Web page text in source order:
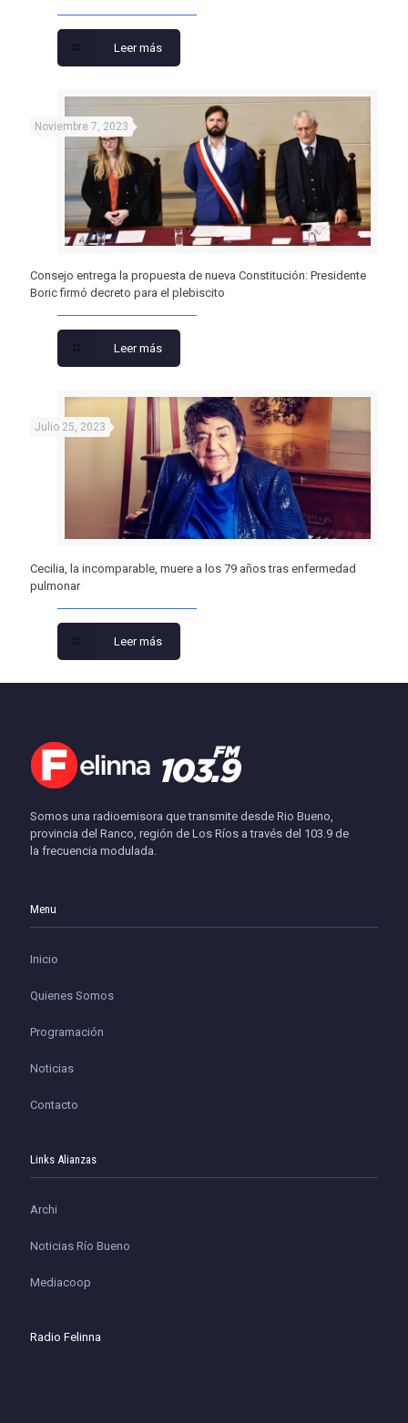
Leer más
Noviembre 7, 2023
Consejo entrega la propuesta de nueva Constitución: Presidente
Boric firmó decreto para el plebiscito
Leer más
Julio 25, 2023
Cecilia, la incomparable, muere a los 79 años tras enfermedad
pulmonar
Leer más
Somos una radioemisora que transmite desde Rio Bueno,
provincia del Ranco, región de Los Ríos a través del 103.9 de
la frecuencia modulada.
Menu
Inicio
Quienes Somos
Programación
Noticias
Contacto
Links Alianzas
Archi
Noticias Río Bueno
Mediacoop
Radio Felinna